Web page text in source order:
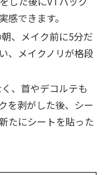
できます。
、メイク前に5分だ
、メイクノリが格段
、首やデコルテも
を剥がした後、シー
たにシートを貼った